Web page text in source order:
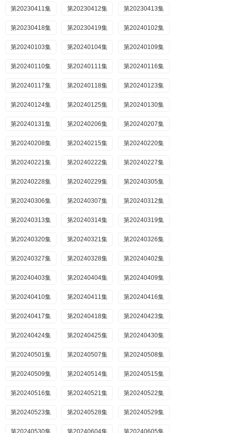
第20230411集 第20230412集 第20230413集
第20230418集 第20230419集 第20240102集
第20240103集 第20240104集 第20240109集
第20240110集 第20240111集 第20240116集
第20240117集 第20240118集 第20240123集
第20240124集 第20240125集 第20240130集
第20240131集 第20240206集 第20240207集
第20240208集 第20240215集 第20240220集
第20240221集 第20240222集 第20240227集
第20240228集 第20240229集 第20240305集
第20240306集 第20240307集 第20240312集
第20240313集 第20240314集 第20240319集
第20240320集 第20240321集 第20240326集
第20240327集 第20240328集 第20240402集
第20240403集 第20240404集 第20240409集
第20240410集 第20240411集 第20240416集
第20240417集 第20240418集 第20240423集
第20240424集 第20240425集 第20240430集
第20240501集 第20240507集 第20240508集
第20240509集 第20240514集 第20240515集
第20240516集 第20240521集 第20240522集
第20240523集 第20240528集 第20240529集
第20240530集 第20240604集 第20240605集